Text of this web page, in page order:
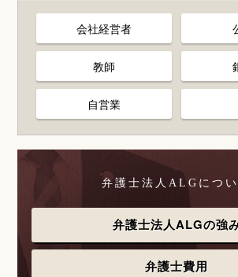
会社経営者
教師
自営業
弁護士法人ALGについ
弁護士法人ALGの強
弁護士費用